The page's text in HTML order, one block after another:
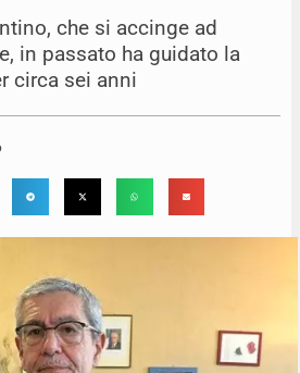
che si accinge ad
in passato ha guidato la
circa sei anni